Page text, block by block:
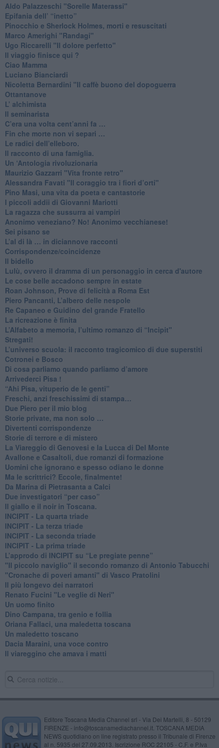
​Aldo Palazzeschi "Sorelle Materassi"
​Epifania dell’ “inetto”
Pinocchio e Sherlock Holmes, morti e resuscitati
​Marco Amerighi "Randagi"
Ugo Riccarelli "Il dolore perfetto"
​Il viaggio finisce qui ?
​Ciao Mamma
​Luciano Bianciardi
​Nicoletta Bernardini "Il caffè buono del dopoguerra
​Ottantanove
​L’ alchimista
Il seminarista
​C’era una volta cent’anni fa …
​Fin che morte non vi separi …
​Le radici dell’elleboro.
​Il racconto di una famiglia.
Un ‘Antologia rivoluzionaria
​Maurizio Gazzarri "Vita fronte retro"
​Alessandra Favati "Il coraggio tra i fiori d’orti"
​Pino Masi, una vita da poeta e cantastorie
​I piccoli addii di Giovanni Mariotti
​La ragazza che sussurra ai vampiri
​Anonimo veneziano? No! Anonimo vecchianese!
​Sei pisano se
​L’al di là … in diciannove racconti
Corrispondenze/coincidenze
Il bidello
Lulù, ovvero il dramma di un personaggio in cerca d'autore
Le cose belle accadono sempre in estate
Roan Johnson, Prove di felicità a Roma Est
Piero Pancanti, L’albero delle nespole
Re Capaneo e Guidino del grande Fratello
La ricreazione è finita
​L’Alfabeto a memoria, l’ultimo romanzo di “Incipit"
​Stregati!
L’universo scuola: il racconto tragicomico di due superstiti
Cotronei e Bosco
Di cosa parliamo quando parliamo d’amore
Arrivederci Pisa !
​“Ahi Pisa, vituperio de le genti”
Freschi, anzi freschissimi di stampa…
​Due Piero per il mio blog
​Storie private, ma non solo …
Divertenti corrispondenze
Storie di terrore e di mistero
La Viareggio di Genovesi e la Lucca di Del Monte
Avallone e Casaltoli, due romanzi di formazione
​Uomini che ignorano e spesso odiano le donne
Ma le scrittrici? Eccole, finalmente!
Da Marina di Pietrasanta a Calci
​Due investigatori “per caso”
​Il giallo e il noir in Toscana.
INCIPIT - La quarta triade
INCIPIT - La terza triade
INCIPIT - La seconda triade
INCIPIT - La prima triade
L’approdo di INCIPIT su “Le pregiate penne”
​"Il piccolo naviglio" il secondo romanzo di Antonio Tabucchi
​"Cronache di poveri amanti" di Vasco Pratolini
​Il più longevo dei narratori
Renato Fucini "Le veglie di Neri"
Un uomo finito
​Dino Campana, tra genio e follia
​Oriana Fallaci, una maledetta toscana
​Un maledetto toscano
​Dacia Maraini, una voce contro
​Il viareggino che amava i matti
Editore Toscana Media Channel srl - Via Dei Martelli, 8 - 50129
FIRENZE - info@toscanamediachannel.it. TOSCANA MEDIA
NEWS quotidiano on line registrato presso il Tribunale di Firenze
al n. 5935 del 27.09.2013. Iscrizione ROC 22105 - C.F. e P.Iva